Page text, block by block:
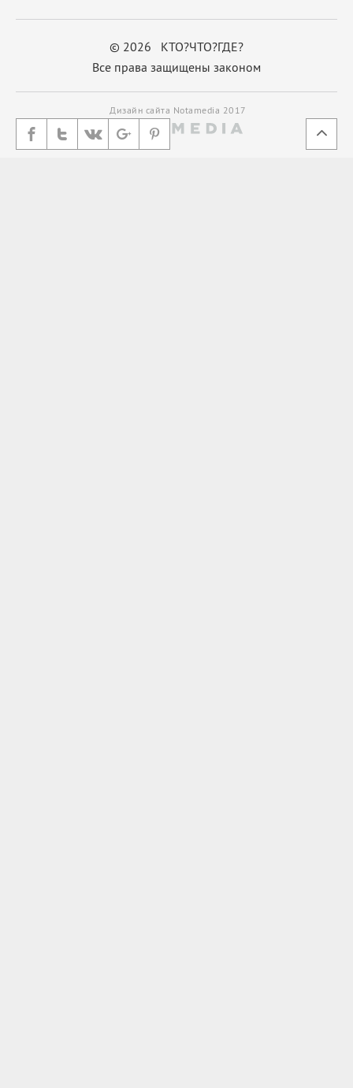
© 2026 КТО?ЧТО?ГДЕ?
Все права защищены законом
Дизайн сайта Notamedia 2017